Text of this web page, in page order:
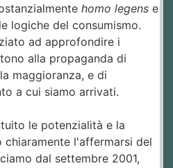
homo legens e
logiche del consumismo.
ad approfondire i
alla propaganda di
maggioranza, e di
a cui siamo arrivati.
le potenzialità e la
l'affermarsi del
dal settembre 2001,